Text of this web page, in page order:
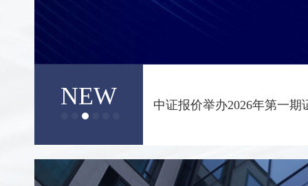
NEW 中证报价举办2026年第一